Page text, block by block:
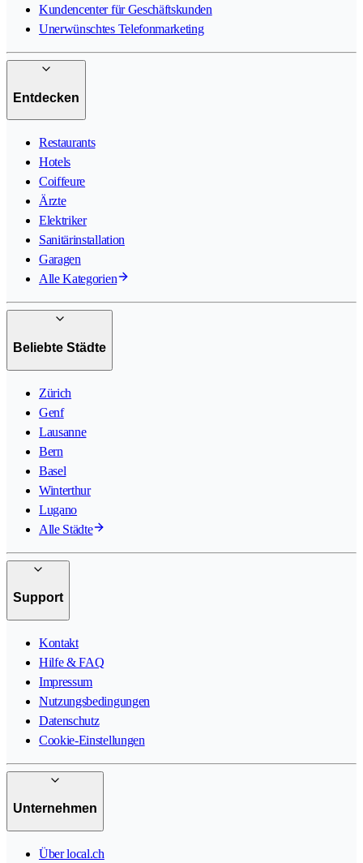
Kundencenter für Geschäftskunden
Unerwünschtes Telefonmarketing
Entdecken
Restaurants
Hotels
Coiffeure
Ärzte
Elektriker
Sanitärinstallation
Garagen
Alle Kategorien
Beliebte Städte
Zürich
Genf
Lausanne
Bern
Basel
Winterthur
Lugano
Alle Städte
Support
Kontakt
Hilfe & FAQ
Impressum
Nutzungsbedingungen
Datenschutz
Cookie-Einstellungen
Unternehmen
Über local.ch